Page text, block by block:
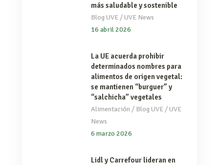
más saludable y sostenible
Blog UVE/UVE News
16 abril 2026
La UE acuerda prohibir
determinados nombres para
alimentos de origen vegetal:
se mantienen “burguer” y
“salchicha” vegetales
Alimentación / Blog UVE/UVE
News
6 marzo 2026
Lidl y Carrefour lideran en